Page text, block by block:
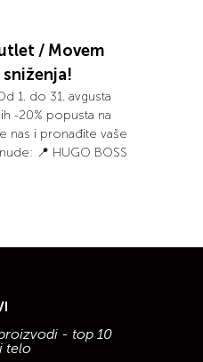
/ Movem
1. do 31. avgusta
-20% popusta na
nas i pronađite vaše
📍 HUGO BOSS
- top 10
telo